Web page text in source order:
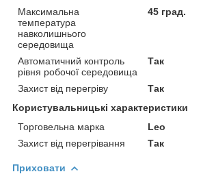
Максимальна
температура
навколишнього
середовища
45 град.
Автоматичний контроль
рівня робочої середовища
Так
Захист від перегріву
Так
Користувальницькі характеристики
Торговельна марка
Leo
Захист від перегрівання
Так
Приховати